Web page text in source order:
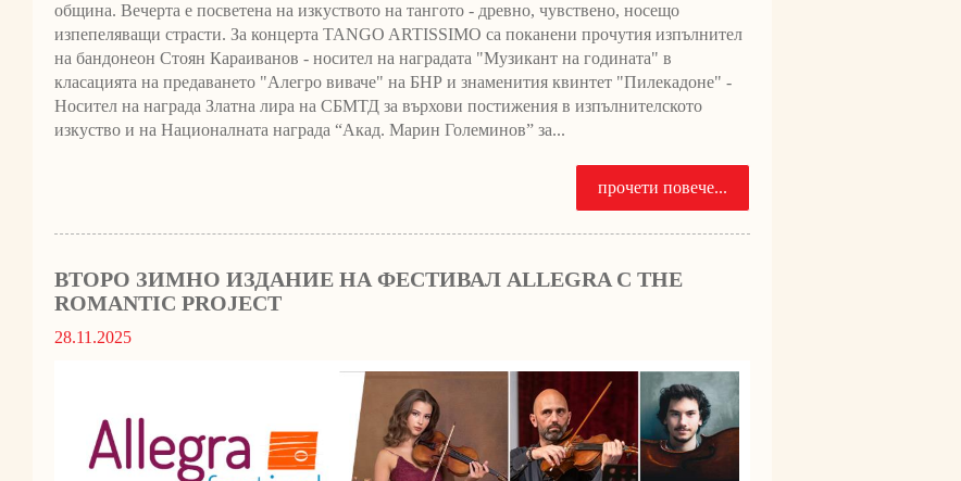
община. Вечерта е посветена на изкуството на тангото - древно, чувствено, носещо
изпепеляващи страсти. За концерта TANGO ARTISSIMO са поканени прочутия изпълнител
на бандонеон Стоян Караиванов - носител на наградата "Музикант на годината" в
класацията на предаването "Алегро виваче" на БНР и знаменития квинтет "Пилекадоне" -
Носител на награда Златна лира на СБМТД за върхови постижения в изпълнителското
изкуство и на Националната награда “Акад. Марин Големинов” за...
прочети повече...
ВТОРО ЗИМНО ИЗДАНИЕ НА ФЕСТИВАЛ ALLEGRA С THE
ROMANTIC PROJECT
28.11.2025